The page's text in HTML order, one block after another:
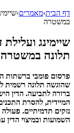
דף הבית›מאמרים›
במשטרה
שיימינג
תלונה במשטרה
פרסום פומבי ברשתות
שהוגשה תלונה רשמית
ברורה לתביעה. הדין
המיידית, להסרת
נזקים תדמיתיים.
השמועות ובמיצוי הדין